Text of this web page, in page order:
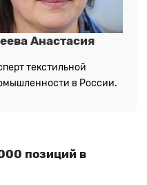
Анастасия
текстильной
в России.
позиций в